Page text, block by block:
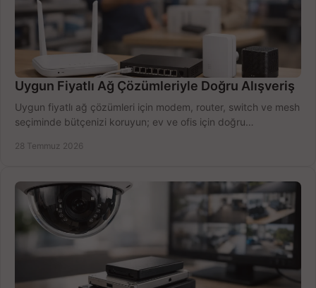
Uygun Fiyatlı Ağ Çözümleriyle Doğru Alışveriş
Uygun fiyatlı ağ çözümleri için modem, router, switch ve mesh
seçiminde bütçenizi koruyun; ev ve ofis için doğru
28 Temmuz 2026